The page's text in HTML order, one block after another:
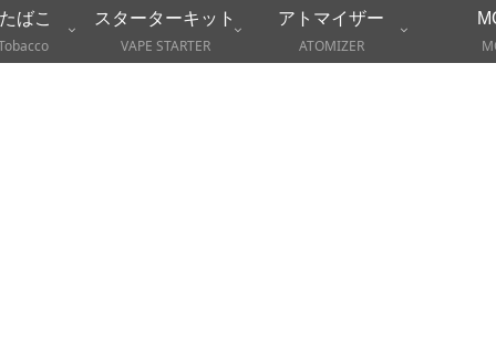
ばこ
スターターキット
VAPE STARTER
アトマイザー
ATOMIZER